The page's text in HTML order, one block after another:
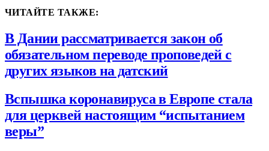
ЧИТАЙТЕ ТАКЖЕ:
В Дании рассматривается закон об
обязательном переводе проповедей с
других языков на датский
Вспышка коронавируса в Европе стала
для церквей настоящим “испытанием
веры”